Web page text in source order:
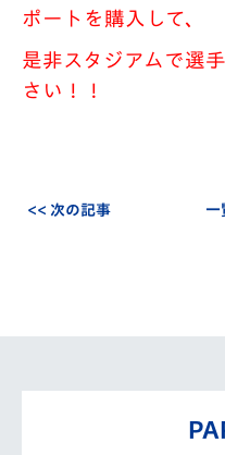
ポートを購入して、
是非スタジアムで選
さい！！
<< 次の記事 一